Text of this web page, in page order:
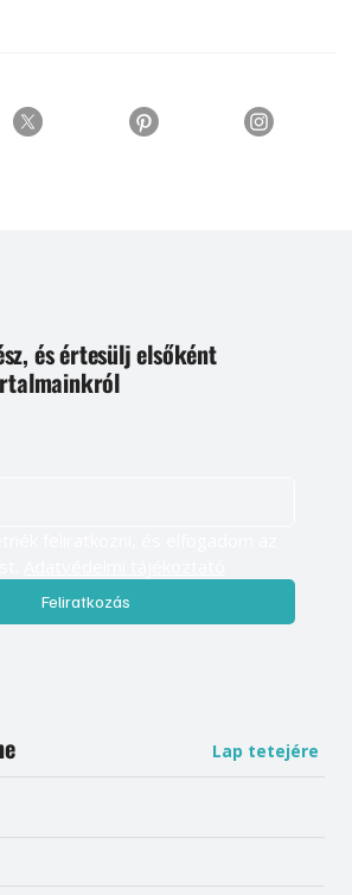
és értesülj elsőként
Feliratkozás
Lap tetejére